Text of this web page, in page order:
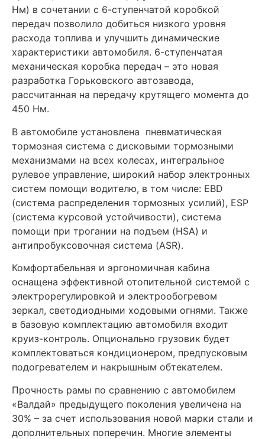
Нм) в сочетании с 6-ступенчатой коробкой
передач позволило добиться низкого уровня
расхода топлива и улучшить динамические
характеристики автомобиля. 6-ступенчатая
механическая коробка передач – это новая
разработка Горьковского автозавода,
рассчитанная на передачу крутящего момента до
450 Нм.
В автомобиле установлена пневматическая
тормозная система с дисковыми тормозными
механизмами на всех колесах, интегральное
рулевое управление, широкий набор электронных
систем помощи водителю, в том числе: EBD
(система распределения тормозных усилий), ESP
(система курсовой устойчивости), система
помощи при трогании на подъем (HSA) и
антипробуксовочная система (ASR).
Комфортабельная и эргономичная кабина
оснащена эффективной отопительной системой с
электрорегулировкой и электрообогревом
зеркал, светодиодными ходовыми огнями. Также
в базовую комплектацию автомобиля входит
круиз-контроль. Опционально грузовик будет
комплектоваться кондиционером, предпусковым
подогревателем и накрышным обтекателем.
Прочность рамы по сравнению с автомобилем
«Валдай» предыдущего поколения увеличена на
30% – за счет использования новой марки стали и
дополнительных поперечин. Многие элементы